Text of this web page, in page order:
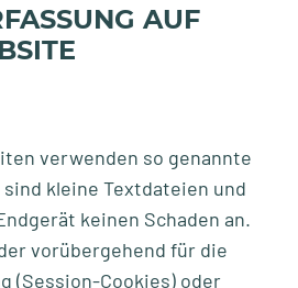
AUF
verwenden so genannte
sind kleine Textdateien und
keinen Schaden an.
vorübergehend für die
(Session-Cookies) oder